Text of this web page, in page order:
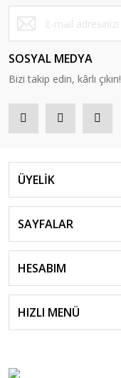
SOSYAL MEDYA
Bizi takip edin, kârlı çıkın!
ÜYELİK
SAYFALAR
HESABIM
HIZLI MENÜ